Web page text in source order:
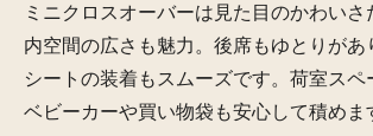
ミニクロスオーバーは見た目のかわいさ
内空間の広さも魅力。後席もゆとりがあ
シートの装着もスムーズです。荷室スペ
ベビーカーや買い物袋も安心して積めま